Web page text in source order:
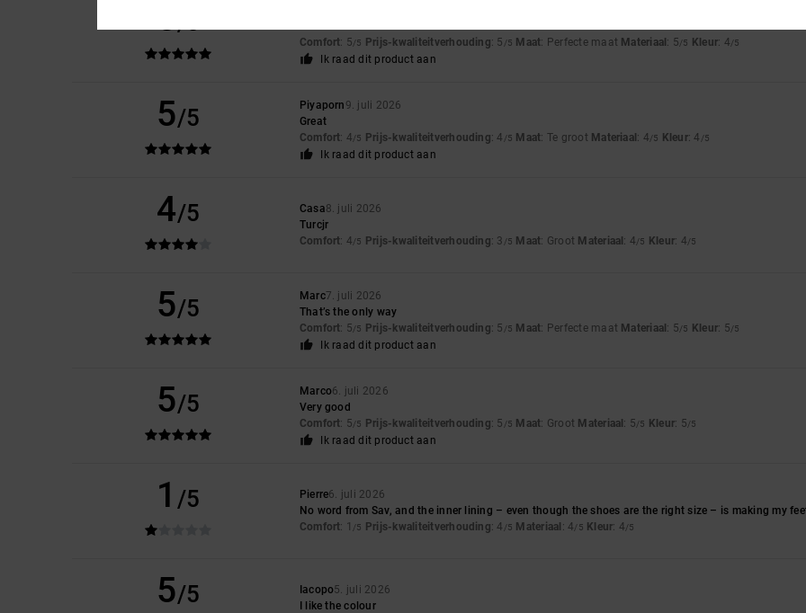
5
Comfort: 5/5 Prijs-kwaliteitverhouding: 5 /5 Maat: Perfecte maat Materiaal : 5/5 Kleur: 4/5
Ik raad dit product aan
5/5 Piyaporn 9. juli 2026
Great
Comfort: 4/5 Prijs-kwaliteitverhouding: 4 /5 Maat: Te groot Materiaal : 4/5 Kleur: 4 /5
Ik raad dit product aan
4/5 Casa8. juli 2026
Turcjr
Comfort: 4/5 Prijs-kwaliteitverhouding: 3 /5 Maat: Groot Materiaal : 4/5 Kleur: 4/5
5/5 Marc7. juli 2026
That’s the only way
Comfort: 5/5 Prijs-kwaliteitverhouding: 5 /5 Maat: Perfecte maat Materiaal : 5/5 Kleur: 5/5
Ik raad dit product aan
5/5 Marco6. juli 2026
Very good
Comfort: 5/5 Prijs-kwaliteitverhouding: 5 /5 Maat: Groot Materiaal : 5/5 Kleur: 5/5
Ik raad dit product aan
1 /5 Pierre6. juli 2026
No word from Sav, and the inner lining – even though the shoes are the right size – is making my
Comfort: 1 /5 Prijs-kwaliteitverhouding: 4 /5 Materiaal : 4/5 Kleur: 4/5
5/5 Iacopo5. juli 2026
I like the colour